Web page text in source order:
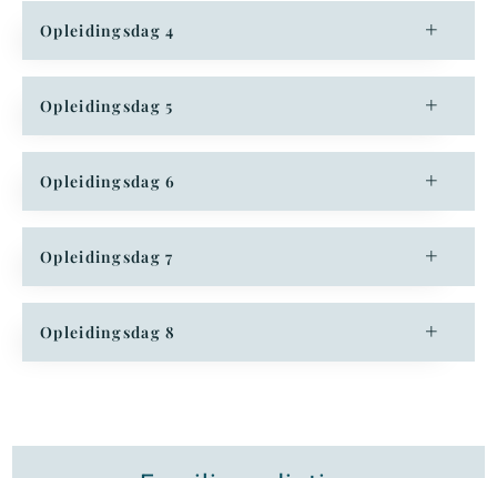
Opleidingsdag 4
Opleidingsdag 5
Opleidingsdag 6
Opleidingsdag 7
Opleidingsdag 8